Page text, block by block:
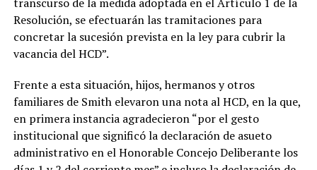
Resolución, se efectuarán las tramitaciones para
concretar la sucesión prevista en la ley para cubrir la
vacancia del HCD”.
Frente a esta situación, hijos, hermanos y otros
familiares de Smith elevaron una nota al HCD, en la que,
en primera instancia agradecieron“por el gesto
institucional que significó la declaración de asueto
administrativo en el Honorable Concejo Deliberante los